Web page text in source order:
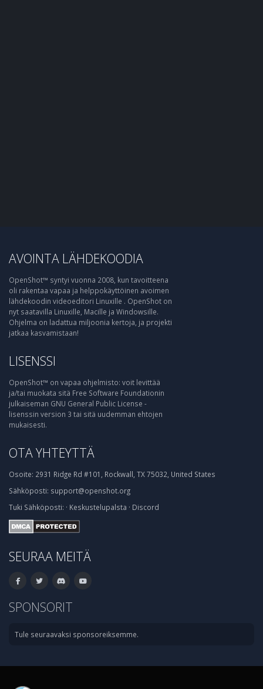
AVOINTA LÄHDEKOODIA
OpenShot™ syntyi vuonna 2008, kun tavoitteena
oli rakentaa vapaa ja helppokäyttöinen avoimen
lähdekoodin videoeditori Linuxille . OpenShot on
nyt saatavilla Linuxille, Macille ja Windowsille.
Ohjelma on ladattua miljoonia kertoja, ja projekti
jatkaa kasvamistaan!
LISENSSI
OpenShot™ on vapaa ohjelmisto: voit levittää
ja/tai muokata sitä Free Software Foundationin
julkaiseman GNU General Public License -
lisenssin version 3 tai sitä uudemman ehtojen
mukaisesti.
OTA YHTEYTTÄ
Osoite: 2931 Ridge Rd #101, Rockwall, TX 75032, United States
Sähköposti: support@openshot.org
Tuki Sähköposti: · Keskustelupalsta · Discord
SEURAA MEITÄ
SPONSORIT
Tule seuraavaksi sponsoreiksemme.